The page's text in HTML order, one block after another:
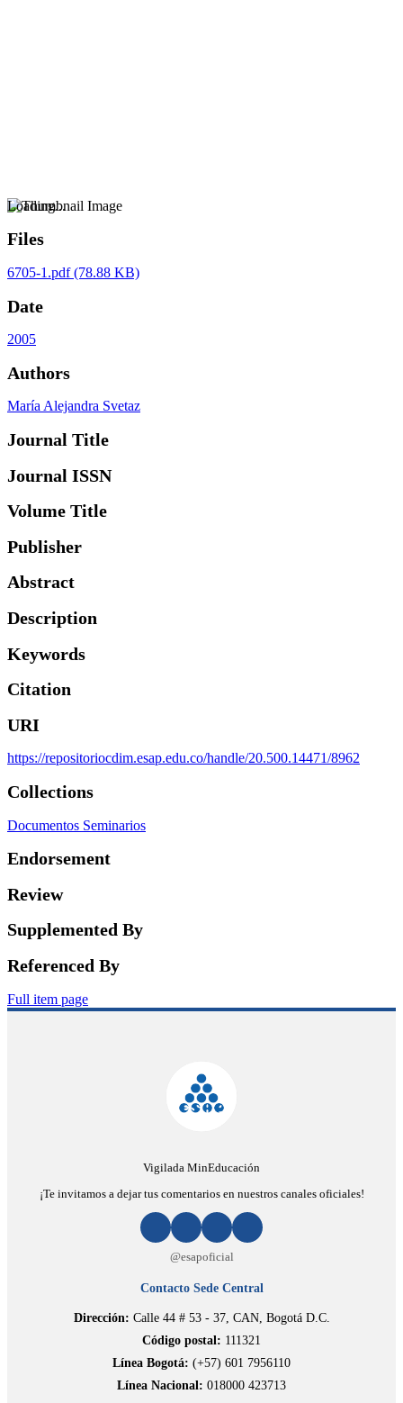
Loading...
Files
6705-1.pdf(78.88 KB)
Date
2005
Authors
María Alejandra Svetaz
Journal Title
Journal ISSN
Volume Title
Publisher
Abstract
Description
Keywords
Citation
URI
https://repositoriocdim.esap.edu.co/handle/20.500.14471/8962
Collections
Documentos Seminarios
Endorsement
Review
Supplemented By
Referenced By
Full item page
Vigilada MinEducación
¡Te invitamos a dejar tus comentarios en nuestros canales oficiales!
@esapoficial
Contacto Sede Central
Dirección: Calle 44 # 53 - 37, CAN, Bogotá D.C.
Código postal: 111321
Línea Bogotá: (+57) 601 7956110
Línea Nacional: 018000 423713